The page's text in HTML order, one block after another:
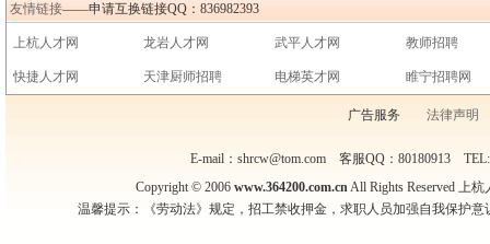
友情链接——申请互换链接QQ：836982393
上杭人才网 龙岩人才网 武平人才网 教师招聘
快捷人才网 天津厨师招聘 电梯英才网 睢宁招聘网
广告服务 法律声明
E-mail：shrcw@tom.com 客服QQ：80180913
Copyright © 2006 www.364200.com.cnAll Rights Reserved
温馨提示：《劳动法》规定，招工禁收押金，求职人员加强自我保护